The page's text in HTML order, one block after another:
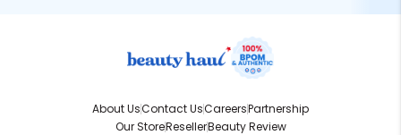
About UsContact UsCareersPartnership
Our StoreResellerBeauty Review